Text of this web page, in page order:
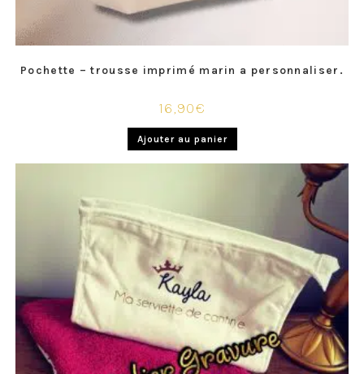
Pochette – trousse imprimé marin a personnaliser.
16,90€
Ajouter au panier